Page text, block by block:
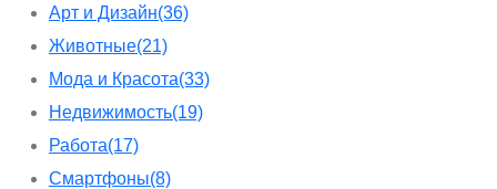
Арт и Дизайн(36)
Животные(21)
Мода и Красота(33)
Недвижимость(19)
Работа(17)
Смартфоны(8)